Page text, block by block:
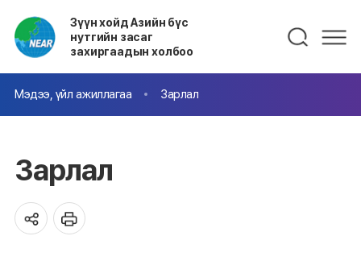
Зүүн хойд Азийн бүс
нутгийн засаг
захиргаадын холбоо
Мэдээ, үйл ажиллагаа Зарлал
Зарлал